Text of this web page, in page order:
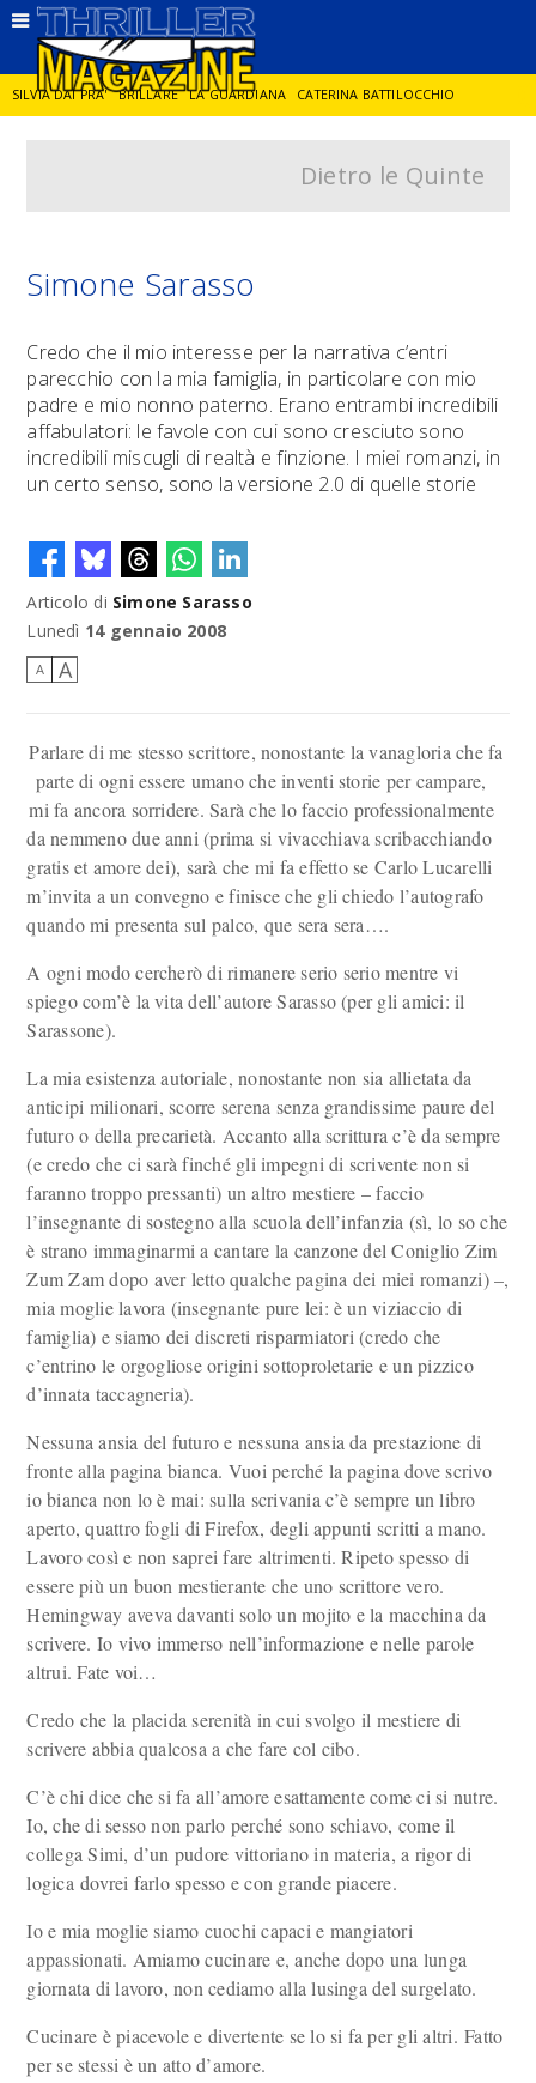
SILVIA DAI PRA' BRILLARE LA GUARDIANA CATERINA BATTILOCCHIO
GIANCARLO DE CATALDO
Dietro le Quinte
Simone Sarasso
Credo che il mio interesse per la narrativa c’entri
parecchio con la mia famiglia, in particolare con mio
padre e mio nonno paterno. Erano entrambi incredibili
affabulatori: le favole con cui sono cresciuto sono
incredibili miscugli di realtà e finzione. I miei romanzi, in
un certo senso, sono la versione 2.0 di quelle storie
Articolo di Simone Sarasso
Lunedì 14 gennaio 2008
A A
Parlare di me stesso scrittore, nonostante la vanagloria che fa
parte di ogni essere umano che inventi storie per campare,
mi fa ancora sorridere. Sarà che lo faccio professionalmente
da nemmeno due anni (prima si vivacchiava scribacchiando
gratis et amore dei), sarà che mi fa effetto se Carlo Lucarelli
m’invita a un convegno e finisce che gli chiedo l’autografo
quando mi presenta sul palco, que sera sera….
A ogni modo cercherò di rimanere serio serio mentre vi
spiego com’è la vita dell’autore Sarasso (per gli amici: il
Sarassone).
La mia esistenza autoriale, nonostante non sia allietata da
anticipi milionari, scorre serena senza grandissime paure del
futuro o della precarietà. Accanto alla scrittura c’è da sempre
(e credo che ci sarà finché gli impegni di scrivente non si
faranno troppo pressanti) un altro mestiere – faccio
l’insegnante di sostegno alla scuola dell’infanzia (sì, lo so che
è strano immaginarmi a cantare la canzone del Coniglio Zim
Zum Zam dopo aver letto qualche pagina dei miei romanzi) –,
mia moglie lavora (insegnante pure lei: è un viziaccio di
famiglia) e siamo dei discreti risparmiatori (credo che
c’entrino le orgogliose origini sottoproletarie e un pizzico
d’innata taccagneria).
Nessuna ansia del futuro e nessuna ansia da prestazione di
fronte alla pagina bianca. Vuoi perché la pagina dove scrivo
io bianca non lo è mai: sulla scrivania c’è sempre un libro
aperto, quattro fogli di Firefox, degli appunti scritti a mano.
Lavoro così e non saprei fare altrimenti. Ripeto spesso di
essere più un buon mestierante che uno scrittore vero.
Hemingway aveva davanti solo un mojito e la macchina da
scrivere. Io vivo immerso nell’informazione e nelle parole
altrui. Fate voi…
Credo che la placida serenità in cui svolgo il mestiere di
scrivere abbia qualcosa a che fare col cibo.
C’è chi dice che si fa all’amore esattamente come ci si nutre.
Io, che di sesso non parlo perché sono schiavo, come il
collega Simi, d’un pudore vittoriano in materia, a rigor di
logica dovrei farlo spesso e con grande piacere.
Io e mia moglie siamo cuochi capaci e mangiatori
appassionati. Amiamo cucinare e, anche dopo una lunga
giornata di lavoro, non cediamo alla lusinga del surgelato.
Cucinare è piacevole e divertente se lo si fa per gli altri. Fatto
per se stessi è un atto d’amore.